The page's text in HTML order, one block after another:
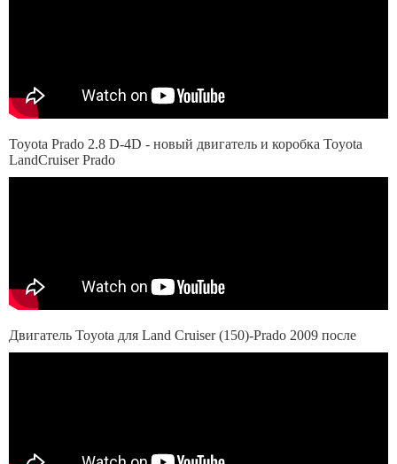
Toyota Prado 2.8 D-4D - новый двигатель и коробка Toyota
LandCruiser Prado
Двигатель Toyota для Land Cruiser (150)-Prado 2009 после